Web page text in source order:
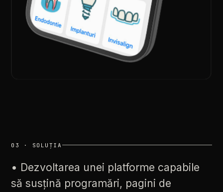
03 · SOLUȚIA
• Dezvoltarea unei platforme capabile
să susțină programări, pagini de